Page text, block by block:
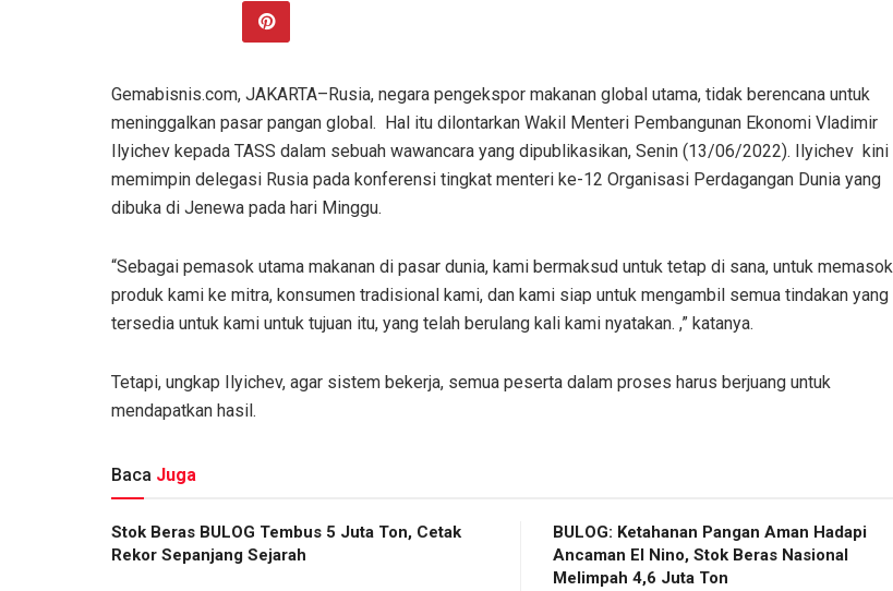
Gemabisnis.com, JAKARTA–Rusia, negara pengekspor makanan global utama, tidak berencana untuk
meninggalkan pasar pangan global. Hal itu dilontarkan Wakil Menteri Pembangunan Ekonomi Vladimir
Ilyichev kepada TASS dalam sebuah wawancara yang dipublikasikan, Senin (13/06/2022). Ilyichev kini
memimpin delegasi Rusia pada konferensi tingkat menteri ke-12 Organisasi Perdagangan Dunia yang
dibuka di Jenewa pada hari Minggu.
“Sebagai pemasok utama makanan di pasar dunia, kami bermaksud untuk tetap di sana, untuk memasok
produk kami ke mitra, konsumen tradisional kami, dan kami siap untuk mengambil semua tindakan yang
tersedia untuk kami untuk tujuan itu, yang telah berulang kali kami nyatakan. ,” katanya.
Tetapi, ungkap Ilyichev, agar sistem bekerja, semua peserta dalam proses harus berjuang untuk
mendapatkan hasil.
Baca Juga
Stok Beras BULOG Tembus 5 Juta Ton, Cetak
Rekor Sepanjang Sejarah
BULOG: Ketahanan Pangan Aman Hadapi
Ancaman El Nino, Stok Beras Nasional
Melimpah 4,6 Juta Ton